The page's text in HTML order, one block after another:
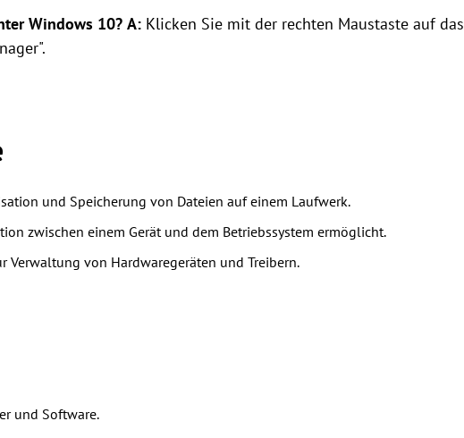
Windows 10? A: Klicken Sie mit der rechten Maustaste auf das
und Speicherung von Dateien auf einem Laufwerk.
zwischen einem Gerät und dem Betriebssystem ermöglicht.
Verwaltung von Hardwaregeräten und Treibern.
und Software.